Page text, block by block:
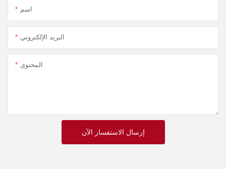
اسم
البريد الإلكتروني
المحتوى
إرسال الاستفسار الآن